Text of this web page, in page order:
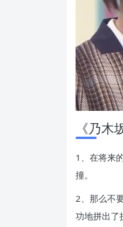
《乃
1、在将来
撞。
2、那么不
功地拼出了